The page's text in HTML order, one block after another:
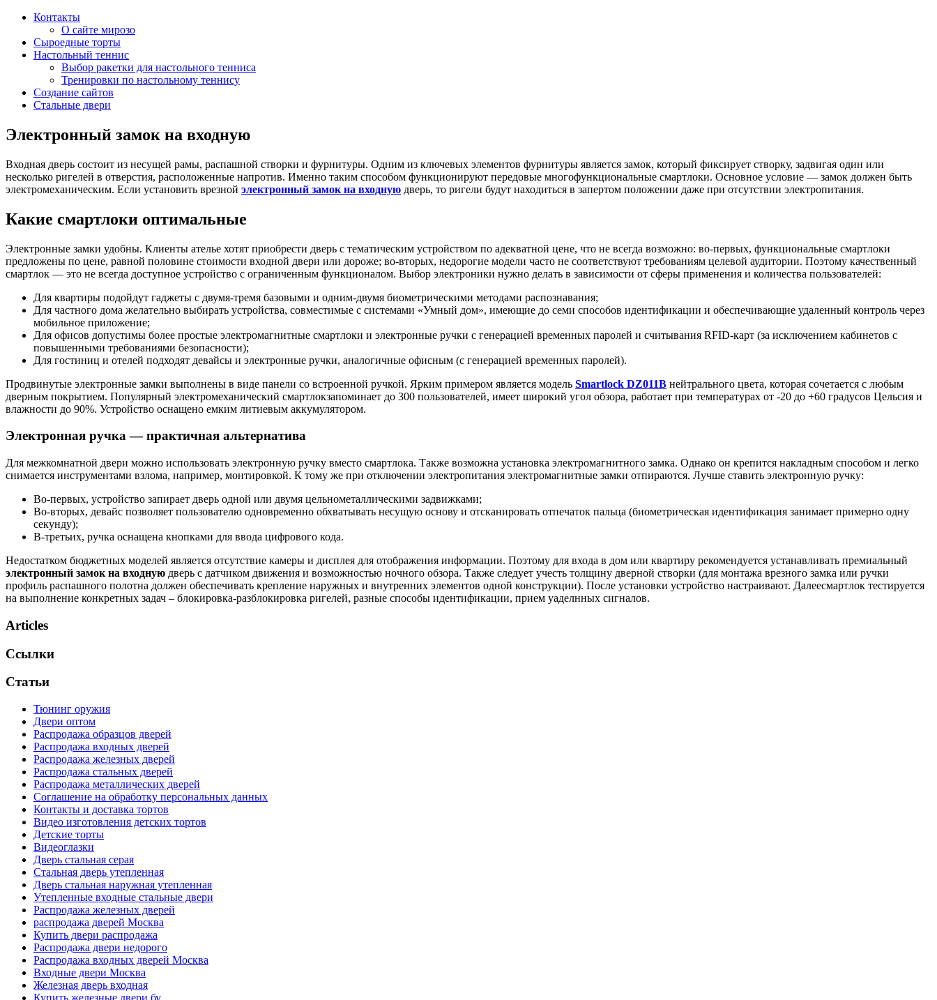
Контакты
О сайте мирозо
Сыроедные торты
Настольный теннис
Выбор ракетки для настольного тенниса
Тренировки по настольному теннису
Создание сайтов
Стальные двери
Электронный замок на входную
Входная дверь состоит из несущей рамы, распашной створки и фурнитуры. Одним из ключевых элементов фурнитуры является замок, который фиксирует створку, задвигая один или
несколько ригелей в отверстия, расположенные напротив. Именно таким способом функционируют передовые многофункциональные смартлоки. Основное условие — замок должен быть
электромеханическим. Если установить врезной электронный замок на входную дверь, то ригели будут находиться в запертом положении даже при отсутствии электропитания.
Какие смартлоки оптимальные
Электронные замки удобны. Клиенты ателье хотят приобрести дверь с тематическим устройством по адекватной цене, что не всегда возможно: во-первых, функциональные смартлоки
предложены по цене, равной половине стоимости входной двери или дороже; во-вторых, недорогие модели часто не соответствуют требованиям целевой аудитории. Поэтому качественный
смартлок — это не всегда доступное устройство с ограниченным функционалом. Выбор электроники нужно делать в зависимости от сферы применения и количества пользователей:
Для квартиры подойдут гаджеты с двумя-тремя базовыми и одним-двумя биометрическими методами распознавания;
Для частного дома желательно выбирать устройства, совместимые с системами «Умный дом», имеющие до семи способов идентификации и обеспечивающие удаленный контроль через
мобильное приложение;
Для офисов допустимы более простые электромагнитные смартлоки и электронные ручки с генерацией временных паролей и считывания RFID-карт (за исключением кабинетов с
повышенными требованиями безопасности);
Для гостиниц и отелей подходят девайсы и электронные ручки, аналогичные офисным (с генерацией временных паролей).
Продвинутые электронные замки выполнены в виде панели со встроенной ручкой. Ярким примером является модель Smartlock DZ011B нейтрального цвета, которая сочетается с любым
дверным покрытием. Популярный электромеханический смартлокзапоминает до 300 пользователей, имеет широкий угол обзора, работает при температурах от -20 до +60 градусов Цельсия и
влажности до 90%. Устройство оснащено емким литиевым аккумулятором.
Электронная ручка — практичная альтернатива
Для межкомнатной двери можно использовать электронную ручку вместо смартлока. Также возможна установка электромагнитного замка. Однако он крепится накладным способом и легко
снимается инструментами взлома, например, монтировкой. К тому же при отключении электропитания электромагнитные замки отпираются. Лучше ставить электронную ручку:
Во-первых, устройство запирает дверь одной или двумя цельнометаллическими задвижками;
Во-вторых, девайс позволяет пользователю одновременно обхватывать несущую основу и отсканировать отпечаток пальца (биометрическая идентификация занимает примерно одну
секунду);
В-третьих, ручка оснащена кнопками для ввода цифрового кода.
Недостатком бюджетных моделей является отсутствие камеры и дисплея для отображения информации. Поэтому для входа в дом или квартиру рекомендуется устанавливать премиальный
электронный замок на входную дверь с датчиком движения и возможностью ночного обзора. Также следует учесть толщину дверной створки (для монтажа врезного замка или ручки
профиль распашного полотна должен обеспечивать крепление наружных и внутренних элементов одной конструкции). После установки устройство настраивают. Далеесмартлок тестируется
на выполнение конкретных задач – блокировка-разблокировка ригелей, разные способы идентификации, прием уаделнных сигналов.
Articles
Ссылки
Статьи
Тюнинг оружия
Двери оптом
Распродажа образцов дверей
Распродажа входных дверей
Распродажа железных дверей
Распродажа стальных дверей
Распродажа металлических дверей
Соглашение на обработку персональных данных
Контакты и доставка тортов
Видео изготовления детских тортов
Детские торты
Видеоглазки
Дверь стальная серая
Стальная дверь утепленная
Дверь стальная наружная утепленная
Утепленные входные стальные двери
Распродажа железных дверей
распродажа дверей Москва
Купить двери распродажа
Распродажа двери недорого
Распродажа входных дверей Москва
Входные двери Москва
Железная дверь входная
Купить железные двери бу